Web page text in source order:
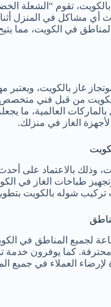
بالكويت، تقوم “الشعلة
أي مشاكل في المنزل
فإنهم يوفرون خدمة 24 ساعة
غاز بالكويت،
من قبل فني متخصص،
العالمية، ما
الغاز في منزلك.
بالاعتماد على
طباخات الغاز في
شوله بالكويت
خدمة تركيب بوتاجاز غاز بالكويت
كما يوفرون
لإرضاء العملاء في